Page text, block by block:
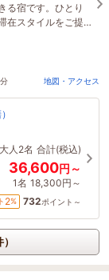
る宿です。ひとり
在スタイルをご提
お楽しみくださ
地図・アクセス
大人2名 合計(税込)
36,600円～
1名 18,300円～
2% 732ポイント～